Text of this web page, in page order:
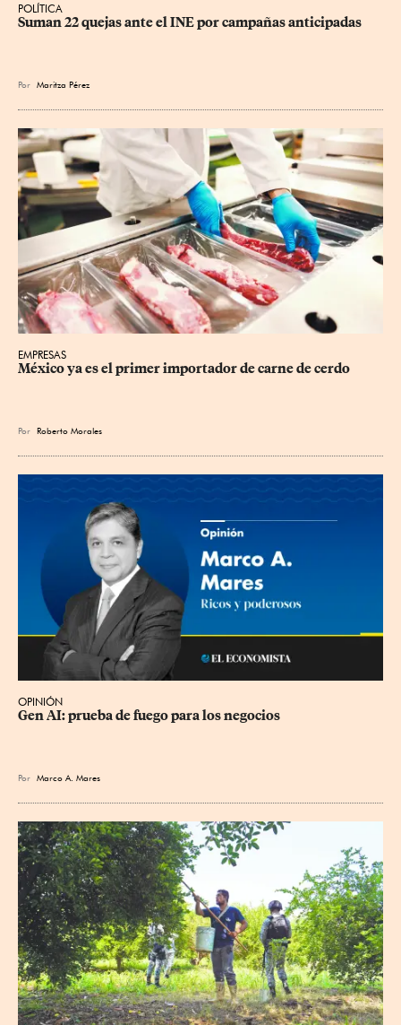
POLÍTICA
Suman 22 quejas ante el INE por campañas anticipadas
Por Maritza Pérez
EMPRESAS
México ya es el primer importador de carne de cerdo
Por Roberto Morales
OPINIÓN
Gen AI: prueba de fuego para los negocios
Por Marco A. Mares